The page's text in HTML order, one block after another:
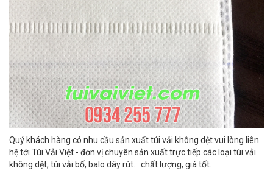
Quý khách hàng có nhu cầu sản xuất túi vải không dệt vui lòng liên
hệ tới Túi Vải Việt - đơn vị chuyên sản xuất trực tiếp các loại túi vải
không dệt, túi vải bố, balo dây rút... chất lượng, giá tốt.